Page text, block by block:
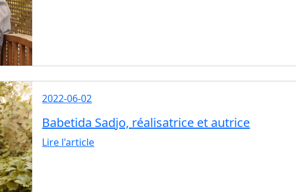
2022-06-02
Babetida Sadjo, réalisatrice et autrice
Lire l'article